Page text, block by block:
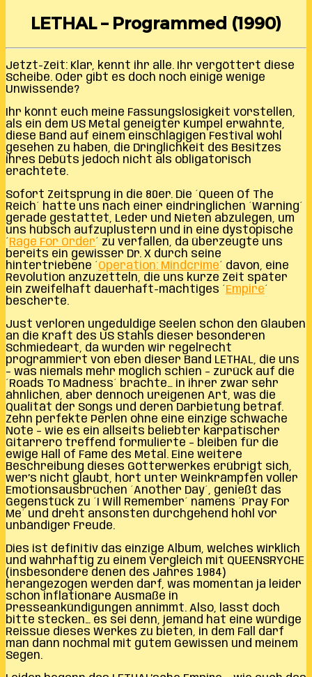
LETHAL – Programmed (1990)
Jetzt-Zeit: Klar, kennt ihr alle. Ihr vergöttert diese
Scheibe. Oder gibt es doch noch einige wenige
Unwissende?
Ihr könnt euch meine Fassungslosigkeit vorstellen,
als ein dem US Metal geneigter Kumpel erwähnte,
diese Band auf einem einschlägigen Festival wohl
gesehen zu haben, die Dringlichkeit des Besitzes
ihres Debüts jedoch nicht als obligatorisch
erachtete.
Sofort Zeitsprung in die 80er. Die ´Queen Of The
Reich´ hatte uns nach einer eindringlichen ´Warning´
gerade gestattet, Leder und Nieten abzulegen, um
uns hübsch aufzuplustern und in eine dystopische
´ Rage For Order´ zu verfallen, da überzeugte uns
bereits ein gewisser Dr. X durch seine
hintertriebene ´Operation: Mindcrime´ davon, eine
Revolution anzuzetteln, die uns kurze Zeit später
ein zweifelhaft dauerhaft-mächtiges ´ Empire´
bescherte.
Just verloren ungeduldige Seelen schon den Glauben
an die Kraft des US Stahls dieser besonderen
Schmiedeart, da wurden wir regelrecht
programmiert von eben dieser Band LETHAL, die uns
– was niemals mehr möglich schien – zurück auf die
´Roads To Madness´ brachte… in ihrer zwar sehr
ähnlichen, aber dennoch ureigenen Art, was die
Qualität der Songs und deren Darbietung betraf.
Zehn perfekte Perlen ohne eine einzige schwache
Note – wie es ein allseits beliebter karpatischer
Gitarrero treffend formulierte – bleiben für die
ewige Hall of Fame des Metal. Eine weitere
Beschreibung dieses Götterwerkes erübrigt sich,
wer’s nicht glaubt, hört unter Weinkrämpfen voller
Emotionsausbrüchen ´Another Day´, genießt das
Gegenstück zu ´I Will Remember´ namens ´Pray For
Me´ und dreht ansonsten durchgehend hohl vor
unbändiger Freude.
Dies ist definitiv das einzige Album, welches wirklich
und wahrhaftig zu einem Vergleich mit QUEENSRYCHE
(insbesondere denen des Jahres 1984)
herangezogen werden darf, was momentan ja leider
schon inflationäre Ausmaße in
Presseankündigungen annimmt. Also, lasst doch
bitte stecken… es sei denn, jemand hat eine würdige
Reissue dieses Werkes zu bieten, in dem Fall darf
man dann nochmal mit gutem Gewissen und meinem
Segen.